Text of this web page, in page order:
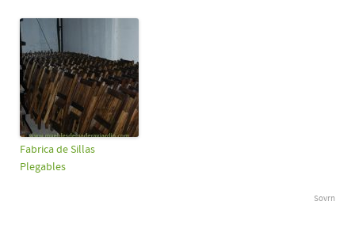
Fabrica de Sillas
Plegables
Sovrn